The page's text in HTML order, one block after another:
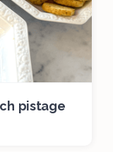
pistage